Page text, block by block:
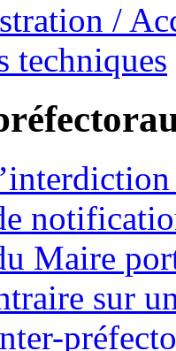
/
techniques
Maire
sur